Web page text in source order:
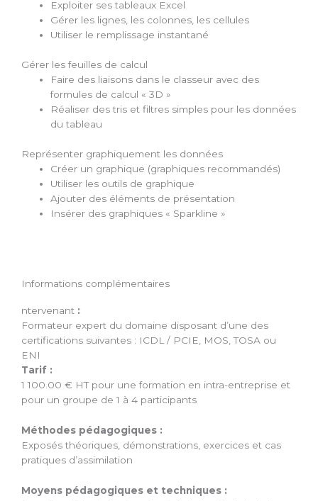
Exploiter ses tableaux Excel
Gérer les lignes, les colonnes, les cellules
Utiliser le remplissage instantané
Gérer les feuilles de calcul
Faire des liaisons dans le classeur avec des
formules de calcul « 3D »
Réaliser des tris et filtres simples pour les données
du tableau
Représenter graphiquement les données
Créer un graphique (graphiques recommandés)
Utiliser les outils de graphique
Ajouter des éléments de présentation
Insérer des graphiques « Sparkline »
Informations complémentaires
ntervenant :
Formateur expert du domaine disposant d’une des
certifications suivantes : ICDL / PCIE, MOS, TOSA ou
ENI
Tarif :
1 100.00 € HT pour une formation en intra-entreprise et
pour un groupe de 1 à 4 participants
Méthodes pédagogiques :
Exposés théoriques, démonstrations, exercices et cas
pratiques d’assimilation
Moyens pédagogiques et techniques :